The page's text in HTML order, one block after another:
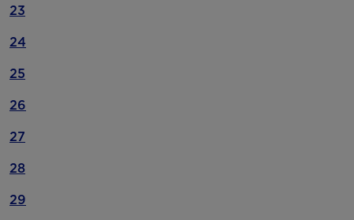
23
24
25
26
27
28
29